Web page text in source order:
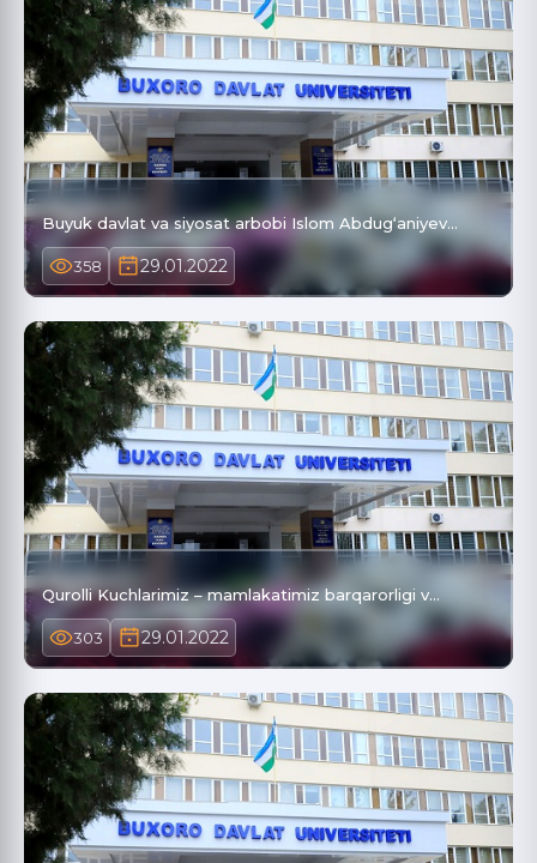
Buyuk davlat va siyosat arbobi Islom Abdug‘aniyev…
358 29.01.2022
Qurolli Kuchlarimiz – mamlakatimiz barqarorligi v…
303 29.01.2022